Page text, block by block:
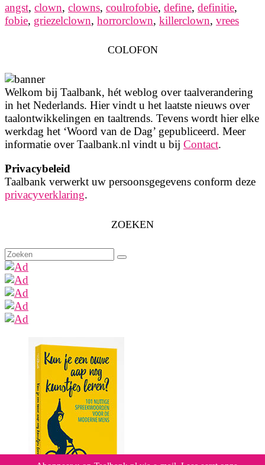
angst, clown, clowns, coulrofobie, define, definitie,
fobie, griezelclown, horrorclown, killerclown, vrees
COLOFON
Welkom bij Taalbank, hét weblog over taalverandering
in het Nederlands. Hier vindt u het laatste nieuws over
taalontwikkelingen en taaltrends. Tevens wordt hier elke
werkdag het ‘Woord van de Dag’ gepubliceerd. Meer
informatie over Taalbank.nl vindt u bij Contact.
Privacybeleid
Taalbank verwerkt uw persoonsgegevens conform deze
privacyverklaring.
ZOEKEN
Zoeken
naar: